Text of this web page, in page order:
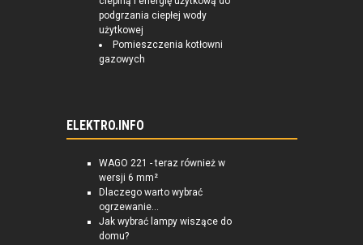
podgrzania ciepłej wody
użytkowej
Pomieszczenia kotłowni
gazowych
ELEKTRO.INFO
WAGO 221 - teraz również w
wersji 6 mm²
Dlaczego warto wybrać
ogrzewanie...
Jak wybrać lampy wiszące do
domu?